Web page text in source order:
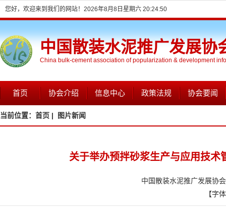
您好，欢迎来到我们的网站！ 2026年8月8日星期六 20:24:51
中国散装水泥推广发展协
China bulk-cement association of popularization & development
首页 协会介绍 信息中心 政策法规 协会要闻
当前位置： 首页 | 图片新闻
关于举办预拌砂浆生产与应用技术
中国散装水泥推广发展协
【字